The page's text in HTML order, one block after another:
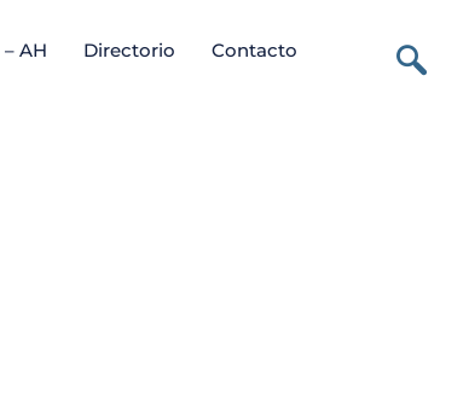
– AH Directorio Contacto